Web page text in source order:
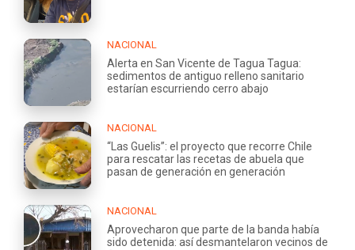
NACIONAL
Alerta en San Vicente de Tagua Tagua:
sedimentos de antiguo relleno sanitario
estarían escurriendo cerro abajo
NACIONAL
“Las Guelis”: el proyecto que recorre Chile
para rescatar las recetas de abuela que
pasan de generación en generación
NACIONAL
Aprovecharon que parte de la banda había
sido detenida: así desmantelaron vecinos de